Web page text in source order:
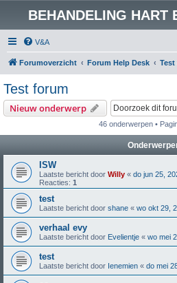
BEHANDELING HART
V&A
Forumoverzicht Forum Help Desk Test
Test forum
Nieuw onderwerp
46 onderwerpen •
ISW
Laatste bericht door Willy « do jun 25,
Reacties: 1
test
Laatste bericht door shane « wo okt 29,
verhaal evy
Laatste bericht door Evelientje « wo mei
test
Laatste bericht door Ienemien « do mei